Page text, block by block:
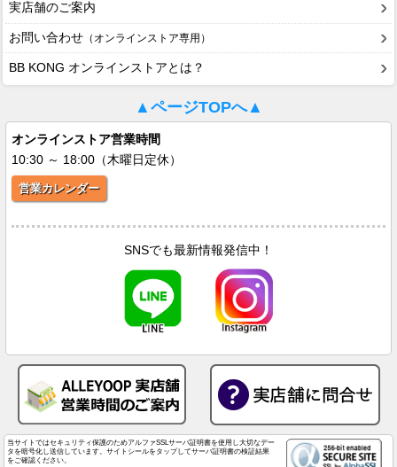
実店舗のご案内
お問い合わせ （オンラインストア専用）
BB KONG オンラインストアとは？
▲ページTOPへ▲
オンラインストア営業時間
10:30 ～ 18:00（木曜日定休）
営業カレンダー
SNSでも最新情報発信中！
当サイトではセキュリティ保護のためアルファSSLサーバ証明書を使用し大切なデー
タを暗号化し送信しています。サイトシールをタップしてサーバ証明書の検証結果
をご確認ください。